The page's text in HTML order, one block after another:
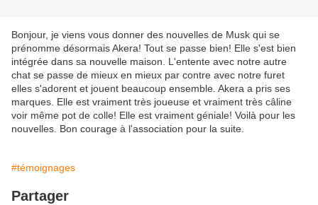
Bonjour, je viens vous donner des nouvelles de Musk qui se
prénomme désormais Akera! Tout se passe bien! Elle s'est bien
intégrée dans sa nouvelle maison. L'entente avec notre autre
chat se passe de mieux en mieux par contre avec notre furet
elles s'adorent et jouent beaucoup ensemble. Akera a pris ses
marques. Elle est vraiment très joueuse et vraiment très câline
voir même pot de colle! Elle est vraiment géniale! Voilà pour les
nouvelles. Bon courage à l'association pour la suite.
#témoignages
Partager